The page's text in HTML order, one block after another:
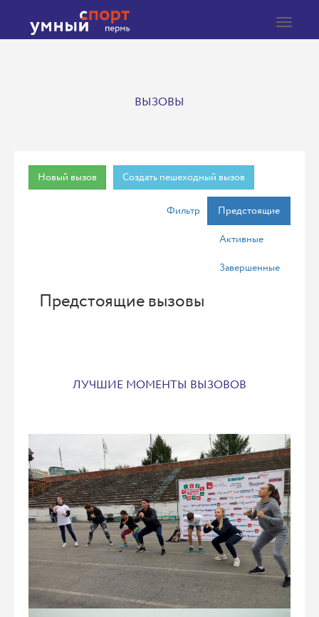
Toggle
ВЫЗОВЫ
Новый вызов Создать пешеходный вызов
Предстоящие
Активные
Завершенные
Фильтр
Предстоящие вызовы
ЛУЧШИЕ МОМЕНТЫ ВЫЗОВОВ